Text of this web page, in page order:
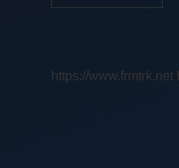
Nedir
https://www.frmtrk.net